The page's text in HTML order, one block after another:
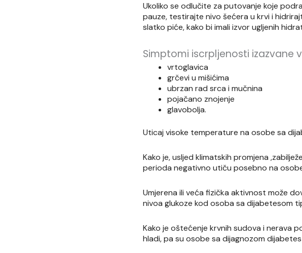
Ukoliko se odlučite za putovanje koje
pauze, testirajte nivo šećera u krvi i
slatko piće, kako bi imali izvor ugljenih
Simptomi iscrpljenosti izazvane
vrtoglavica
grčevi u mišićima
ubrzan rad srca i mučnina
pojačano znojenje
glavobolja.
Uticaj visoke temperature na osobe sa
Kako je, usljed klimatskih promjena
perioda negativno utiču posebno na
Umjerena ili veća fizička aktivnost može
nivoa glukoze kod osoba sa dijabetesom
Kako je oštećenje krvnih sudova i nerava
hladi, pa su osobe sa dijagnozom